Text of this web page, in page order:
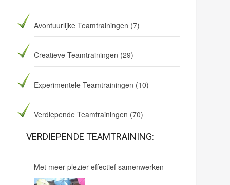
Avontuurlijke Teamtrainingen (7)
Creatieve Teamtrainingen (29)
Experimentele Teamtrainingen (10)
Verdiepende Teamtrainingen (70)
VERDIEPENDE TEAMTRAINING:
Met meer plezier effectief samenwerken